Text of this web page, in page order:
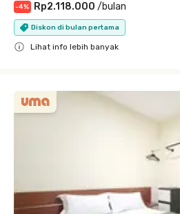
-4% Rp2.118.000 /bulan
Diskon di bulan pertama
Lihat info lebih banyak